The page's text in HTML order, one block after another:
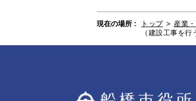
現在の場所 : トップ > 産業
（建設工事を行